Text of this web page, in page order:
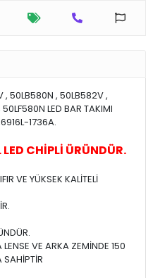
, 50LB580N , 50LB582V ,
LED BAR TAKIMI
1736A.
CHİPLİ ÜRÜNDÜR.
VE YÜKSEK KALİTELİ
VE ARKA ZEMİNDE 150
SAHİPTİR